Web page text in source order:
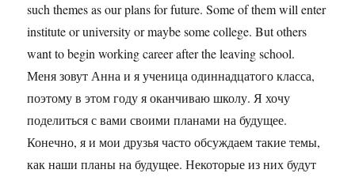
such themes as our plans for future. Some of them will enter
institute or university or maybe some college. But others
want to begin working career after the leaving school.
Меня зовут Анна и я ученица одиннадцатого класса,
поэтому в этом году я оканчиваю школу. Я хочу
поделиться с вами своими планами на будущее.
Конечно, я и мои друзья часто обсуждаем такие темы,
как наши планы на будущее. Некоторые из них будут